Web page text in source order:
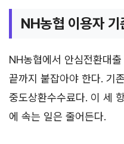
NH농협 이용자
NH농협에서 안심전환대
끝까지 붙잡아야 한다. 기
중도상환수수료다. 이 세
에 속는 일은 줄어든다.